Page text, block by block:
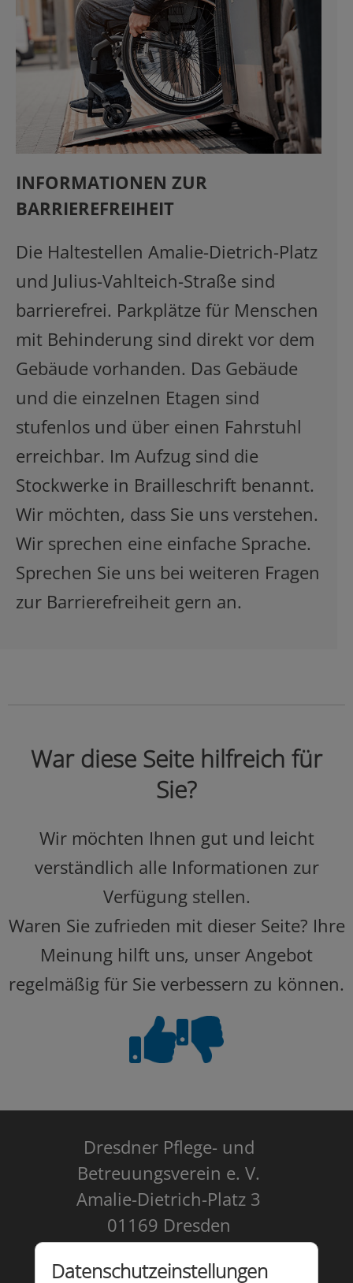
INFORMATIONEN ZUR
BARRIEREFREIHEIT
Die Haltestellen Amalie-Dietrich-Platz
und Julius-Vahlteich-Straße sind
barrierefrei. Parkplätze für Menschen
mit Behinderung sind direkt vor dem
Gebäude vorhanden. Das Gebäude
und die einzelnen Etagen sind
stufenlos und über einen Fahrstuhl
erreichbar. Im Aufzug sind die
Stockwerke in Brailleschrift benannt.
Wir möchten, dass Sie uns verstehen.
Wir sprechen eine einfache Sprache.
Sprechen Sie uns bei weiteren Fragen
zur Barrierefreiheit gern an.
War diese Seite hilfreich für
Sie?
Wir möchten Ihnen gut und leicht
verständlich alle Informationen zur
Verfügung stellen.
Waren Sie zufrieden mit dieser Seite? Ihre
Meinung hilft uns, unser Angebot
regelmäßig für Sie verbessern zu können.
Dresdner Pflege- und
Betreuungsverein e. V.
Amalie-Dietrich-Platz 3
01169 Dresden
Kontakt
Datenschutzeinstellungen